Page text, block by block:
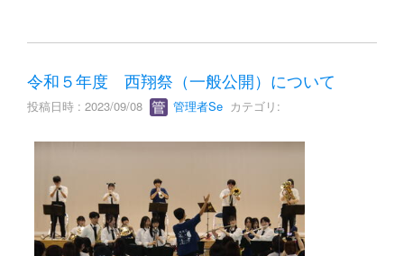
令和５年度 西翔祭（一般公開）について
投稿日時 : 2023/09/08 管理者Se カテゴリ: